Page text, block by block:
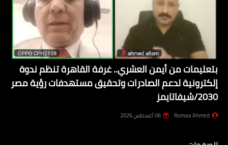
بتعليمات من أيمن العشري.. غرفة القاهرة تنظم ندوة
إلكترونية لدعم الصادرات وتحقيق مستهدفات رؤية مصر
2030/شيفاتايمز
Romaa Ahmed 06 أغسطس 2026